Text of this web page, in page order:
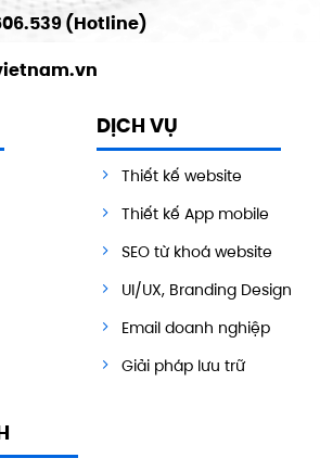
(Hotline)
DỊCH VỤ
Thiết kế website
Thiết kế App mobile
SEO từ khoá website
UI/UX, Branding Design
Email doanh nghiệp
Giải pháp lưu trữ